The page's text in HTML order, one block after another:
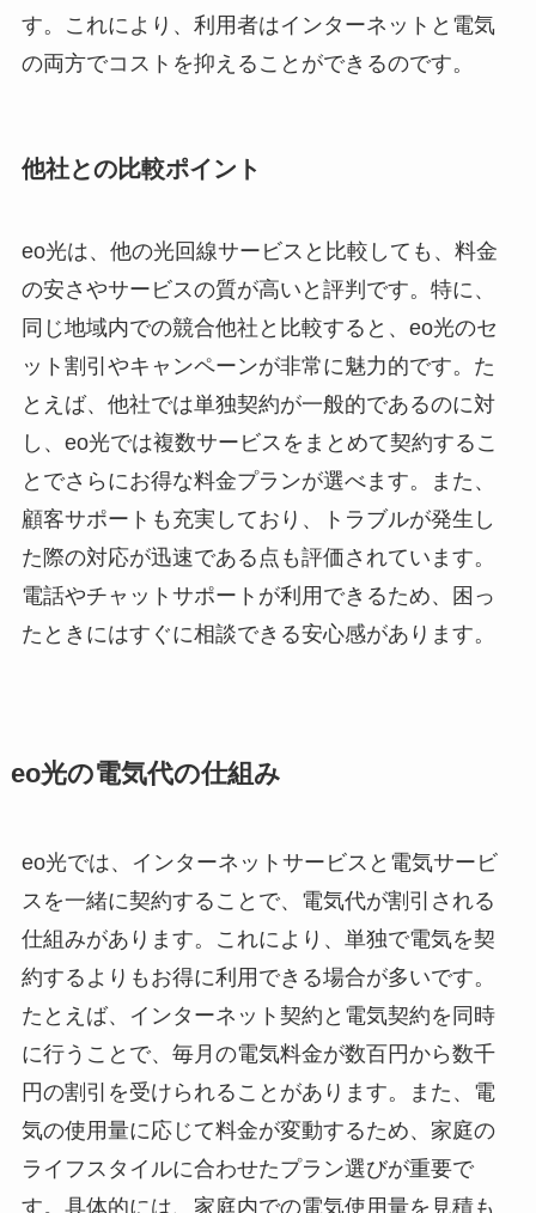
す。これにより、利用者はインターネットと電気
の両方でコストを抑えることができるのです。
他社との比較ポイント
eo光は、他の光回線サービスと比較しても、料金
の安さやサービスの質が高いと評判です。特に、
同じ地域内での競合他社と比較すると、eo光のセ
ット割引やキャンペーンが非常に魅力的です。た
とえば、他社では単独契約が一般的であるのに対
し、eo光では複数サービスをまとめて契約するこ
とでさらにお得な料金プランが選べます。また、
顧客サポートも充実しており、トラブルが発生し
た際の対応が迅速である点も評価されています。
電話やチャットサポートが利用できるため、困っ
たときにはすぐに相談できる安心感があります。
eo光の電気代の仕組み
eo光では、インターネットサービスと電気サービ
スを一緒に契約することで、電気代が割引される
仕組みがあります。これにより、単独で電気を契
約するよりもお得に利用できる場合が多いです。
たとえば、インターネット契約と電気契約を同時
に行うことで、毎月の電気料金が数百円から数千
円の割引を受けられることがあります。また、電
気の使用量に応じて料金が変動するため、家庭の
ライフスタイルに合わせたプラン選びが重要で
す。具体的には、家庭内での電気使用量を見積も